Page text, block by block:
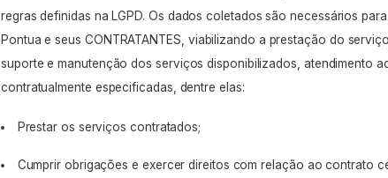
regras definidas na LGPD. Os dados coletados são necessários
Pontua e seus CONTRATANTES, viabilizando a prestação do
suporte e manutenção dos serviços disponibilizados, atendimento
contratualmente especificadas, dentre elas:
Prestar os serviços contratados;
Cumprir obrigações e exercer direitos com relação ao contrato